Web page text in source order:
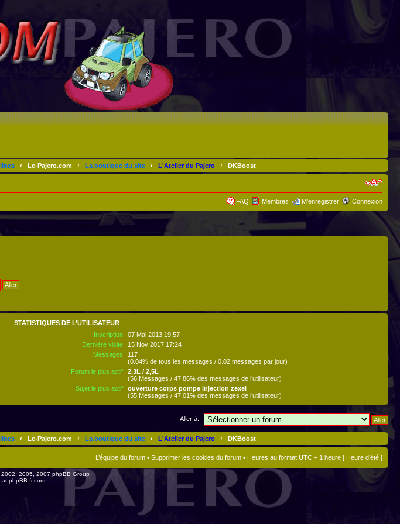
‹ Le-Pajero.com ‹ La boutique du site ‹ L'Atelier du Pajero ‹ DKBoost
FAQ Membres M’enregistrer Connexion
STATISTIQUES DE L’UTILISATEUR
Inscription: 07 Mai 2013 19:57
Dernière visite: 15 Nov 2017 17:24
Messages: 117
(0.04% de tous les messages / 0.02 messages par jour)
Forum le plus actif: 2,3L / 2,5L
(56 Messages / 47.86% des messages de l’utilisateur)
Sujet le plus actif: ouverture corps pompe injection zexel
(55 Messages / 47.01% des messages de l’utilisateur)
Aller à:
‹ Le-Pajero.com ‹ La boutique du site ‹ L'Atelier du Pajero ‹ DKBoost
L’équipe du forum • Supprimer les cookies du forum • Heures au format UTC + 1 heure [ Heure d’été ]
2005, 2007 phpBB Group
phpBB-fr.com